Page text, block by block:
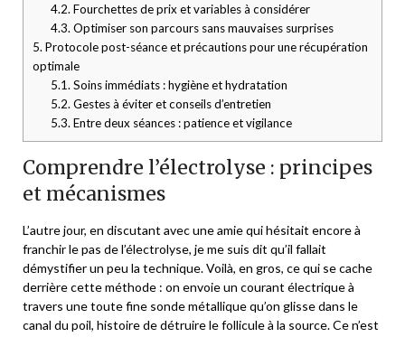
4.2. Fourchettes de prix et variables à considérer
4.3. Optimiser son parcours sans mauvaises surprises
5. Protocole post-séance et précautions pour une récupération
optimale
5.1. Soins immédiats : hygiène et hydratation
5.2. Gestes à éviter et conseils d’entretien
5.3. Entre deux séances : patience et vigilance
Comprendre l’électrolyse : principes
et mécanismes
L’autre jour, en discutant avec une amie qui hésitait encore à
franchir le pas de l’électrolyse, je me suis dit qu’il fallait
démystifier un peu la technique. Voilà, en gros, ce qui se cache
derrière cette méthode : on envoie un courant électrique à
travers une toute fine sonde métallique qu’on glisse dans le
canal du poil, histoire de détruire le follicule à la source. Ce n’est